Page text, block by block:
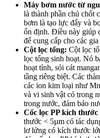
Máy bơm nước từ
là thành phần chủ chốt
bơm là tạo lực đẩy và
ổn định. Điều này giúp
để cung cấp cho các
Cột lọc tổng: Cột lọc
lọc tổng sinh hoạt. Nó
hoạt tính, sỏi cát
tầng riêng biệt. Các
các ion kim loại như
và vi sinh vật có trong
trong nước, đảm bảo
Cốc lọc PP kích
thước < 5µm có tác
lơ lửng có kích thước